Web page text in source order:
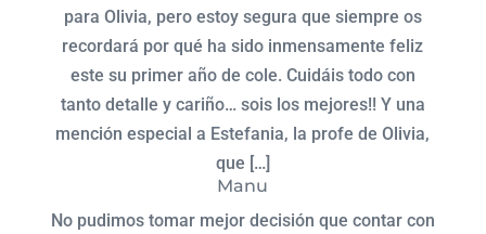
para Olivia, pero estoy segura que siempre os
recordará por qué ha sido inmensamente feliz
este su primer año de cole. Cuidáis todo con
tanto detalle y cariño… sois los mejores!! Y una
mención especial a Estefania, la profe de Olivia,
que […]
Manu
No pudimos tomar mejor decisión que contar con